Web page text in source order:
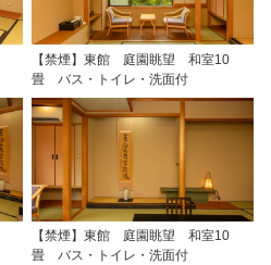
【禁煙】東館 庭園眺望 和室10
畳 バス・トイレ・洗面付
【禁煙】東館 庭園眺望 和室10
畳 バス・トイレ・洗面付